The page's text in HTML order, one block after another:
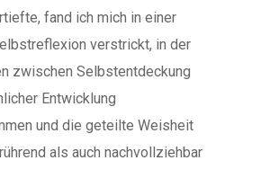
fand ich mich in einer
verstrickt, in der
zwischen Selbstentdeckung
Entwicklung
und die geteilte Weisheit
als auch nachvollziehbar